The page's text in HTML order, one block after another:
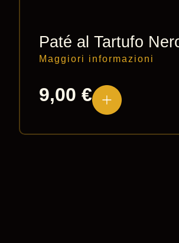
Paté al Tartufo
Maggiori informazioni
9,00 €